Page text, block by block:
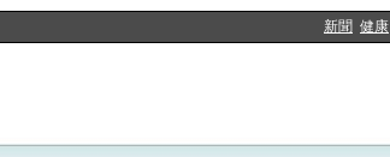
新聞 健康